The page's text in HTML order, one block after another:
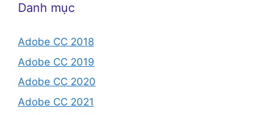
Danh mục
Adobe CC 2018
Adobe CC 2019
Adobe CC 2020
Adobe CC 2021